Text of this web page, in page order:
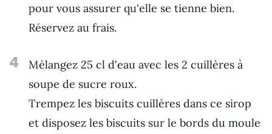
pour vous assurer qu'elle se tienne bien.
Réservez au frais.
4
Mélangez 25 cl d'eau avec les 2 cuillères à
soupe de sucre roux.
Trempez les biscuits cuillères dans ce sirop
et disposez les biscuits sur le bords du moule